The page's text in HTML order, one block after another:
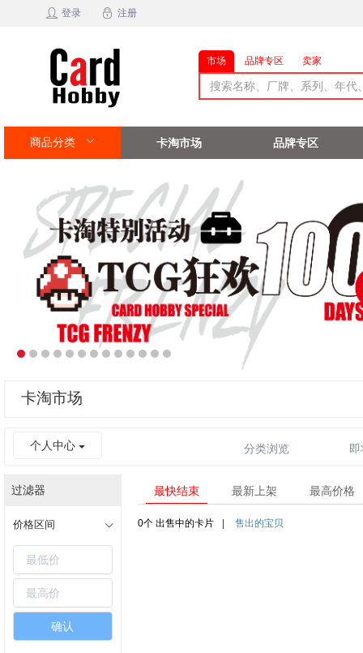
登录 注册
市场 品牌专区 卖家
商品分类 卡淘市场 品牌专区
卡淘市场
个人中心 分类浏览
过滤器
价格区间
确认
最快结束 最新上架 最高价格
0个出售中的卡片 | 售出的宝贝